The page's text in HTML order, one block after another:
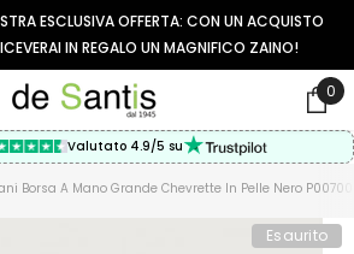
ESCLUSIVA OFFERTA: CON UN ACQUISTO
IN REGALO UN MAGNIFICO ZAINO!
0
0
Valutato 4.9/5 su
Borsa A Mano Grande Chevrette In Pelle Nero
Esaurito